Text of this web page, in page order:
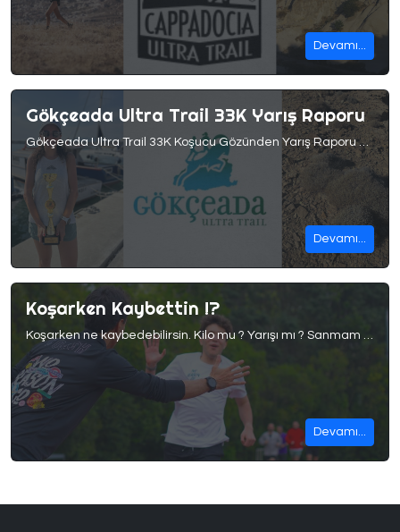
Devamı...
Gökçeada Ultra Trail 33K Yarış Raporu
Gökçeada Ultra Trail 33K Koşucu Gözünden Yarış Raporu 6-8 Eylül’de Gökçeada’da harika bir ultra trail yarışı gerçekleşti.Koşanlar bunu zaten çok iyi biliyorken koşmayanlar için de önümüzdeki dönemlere hazırlık olması adına koşucumuz ve aynı zamanda 33km’nin genel
Devamı...
Koşarken Kaybettin !?
Koşarken ne kaybedebilirsin. Kilo mu ? Yarışı mı ? Sanmam koşu yarışları tamamen bir deneyimken , kilo kaybı da süreçte gelen doğal noktalardan biri. Yediğinden fazlası yakınca oluyor
Devamı...